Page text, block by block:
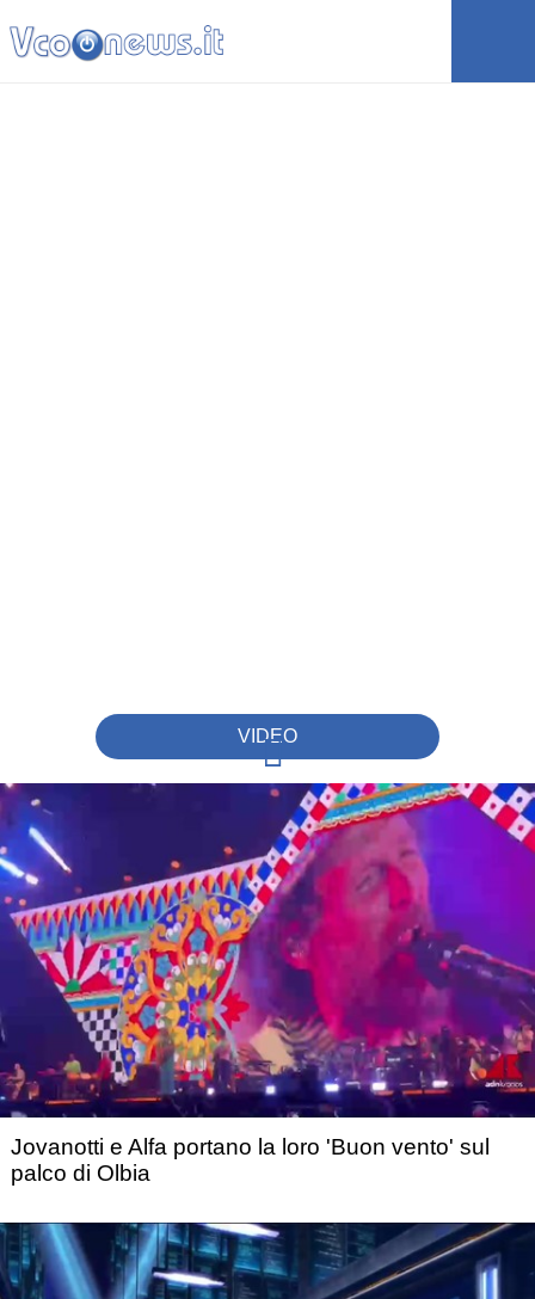
VIDEO
Jovanotti e Alfa portano la loro 'Buon vento' sul
palco di Olbia